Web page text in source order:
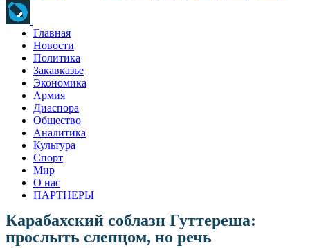
Главная
Новости
Политика
Закавказье
Экономика
Армия
Диаспора
Общество
Аналитика
Культура
Спорт
Мир
О нас
ПАРТНЕРЫ
Карабахский соблазн Гуттереша:
прослыть слепцом, но речь